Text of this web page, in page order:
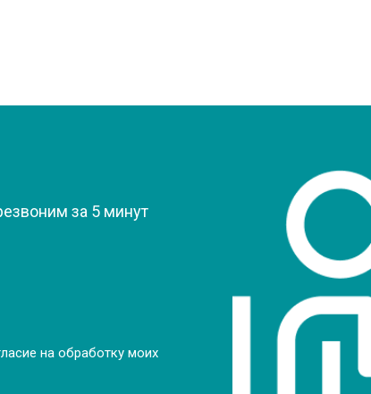
за 5 минут
на обработку моих